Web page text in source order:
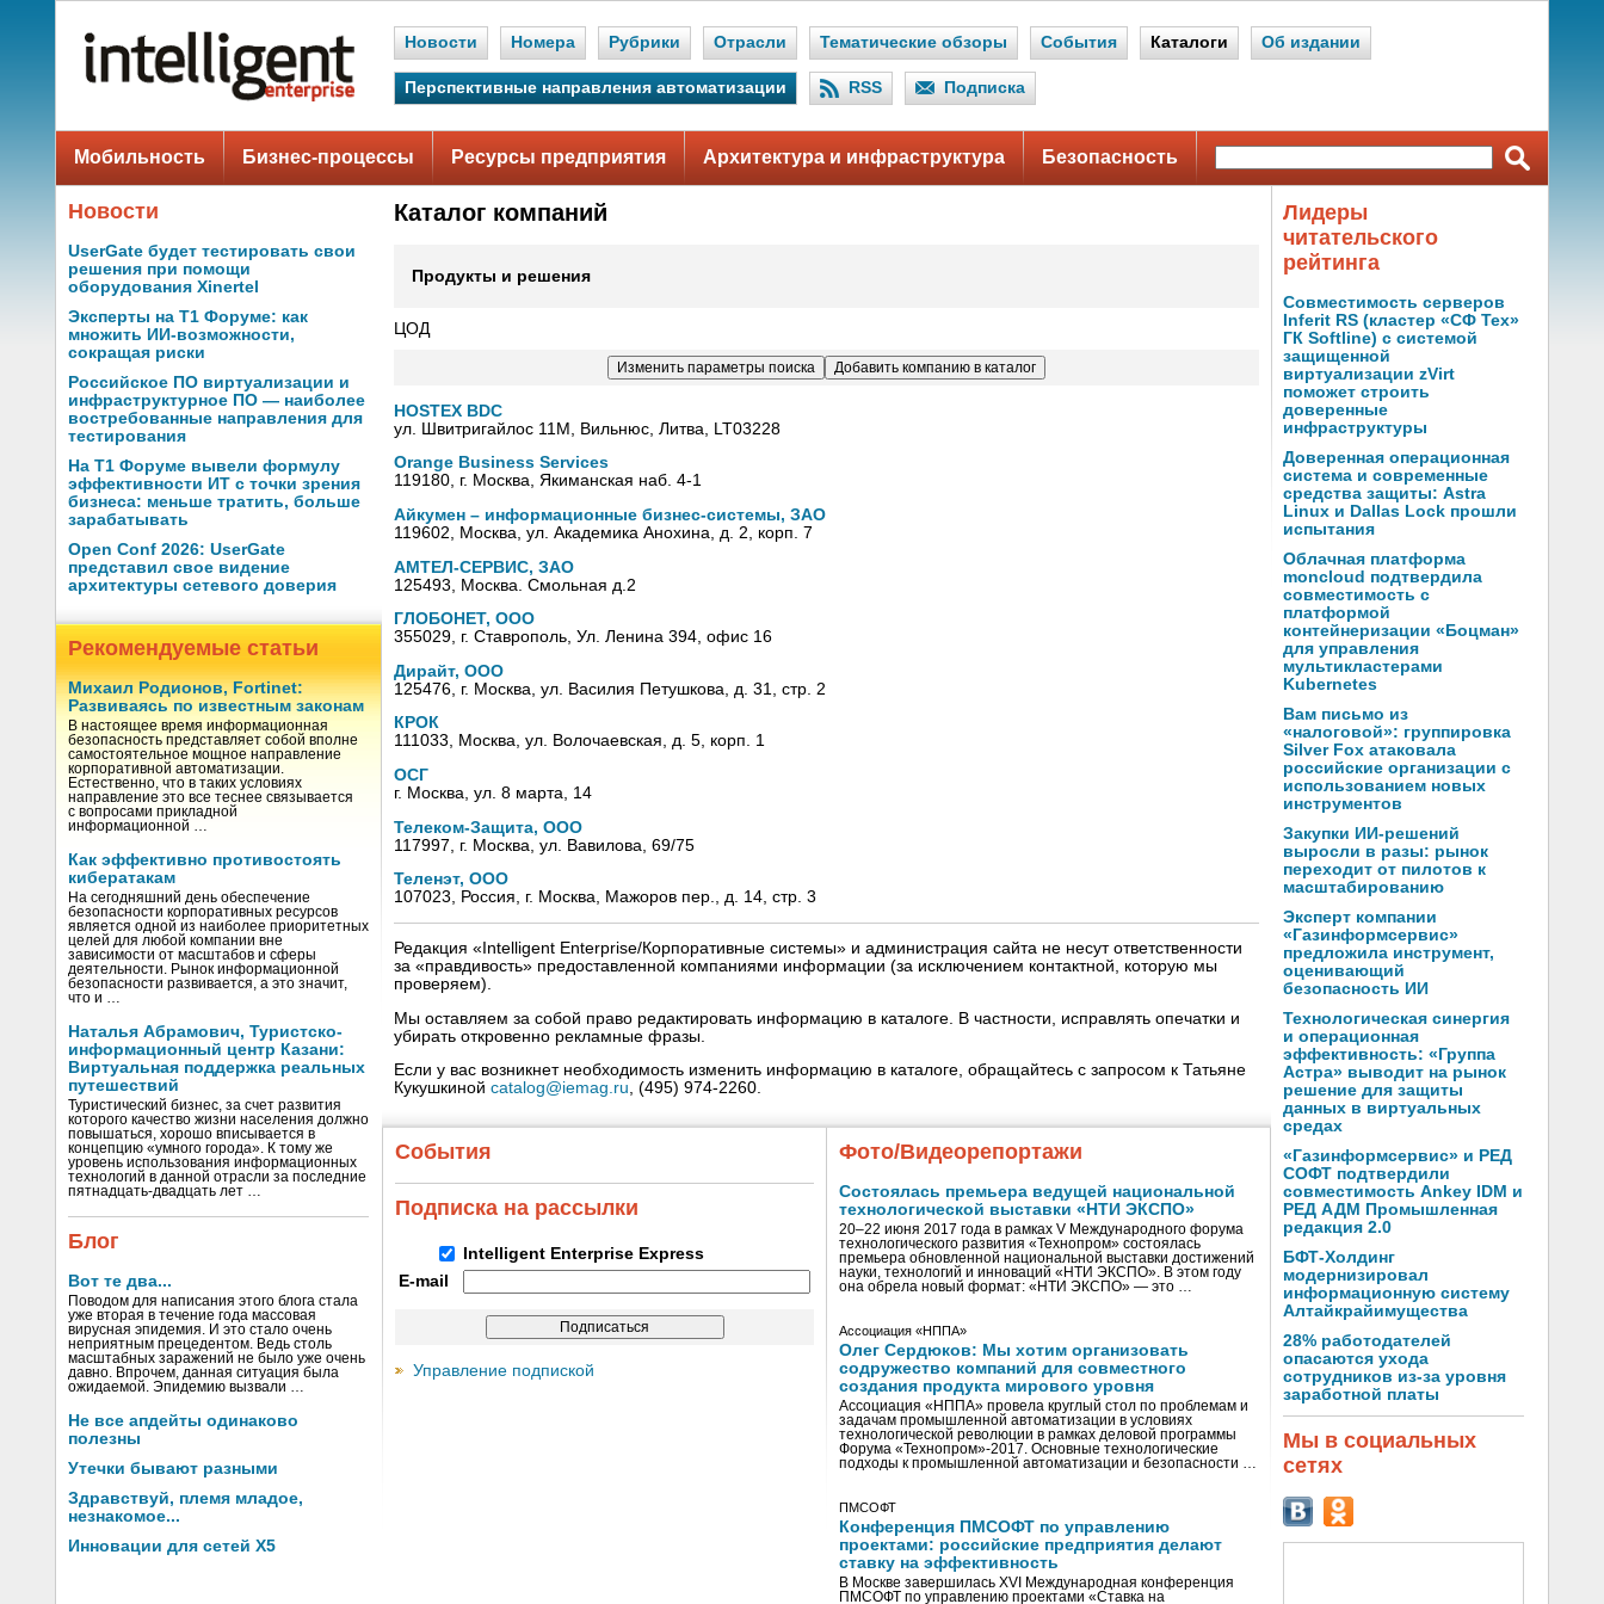
Новости Номера Рубрики Отрасли Тематические обзоры События Каталоги Об издании
Перспективные направления автоматизации RSS Подписка
Мобильность Бизнес-процессы Ресурсы предприятия Архитектура и инфраструктура Безопасность
Новости
UserGate будет тестировать свои
решения при помощи
оборудования Xinertel
Эксперты на Т1 Форуме: как
множить ИИ-возможности,
сокращая риски
Российское ПО виртуализации и
инфраструктурное ПО — наиболее
востребованные направления для
тестирования
На Т1 Форуме вывели формулу
эффективности ИТ с точки зрения
бизнеса: меньше тратить, больше
зарабатывать
Open Conf 2026: UserGate
представил свое видение
архитектуры сетевого доверия
Рекомендуемые статьи
Михаил Родионов, Fortinet:
Развиваясь по известным законам
В настоящее время информационная
безопасность представляет собой вполне
самостоятельное мощное направление
корпоративной автоматизации.
Естественно, что в таких условиях
направление это все теснее связывается
с вопросами прикладной
информационной …
Как эффективно противостоять
кибератакам
На сегодняшний день обеспечение
безопасности корпоративных ресурсов
является одной из наиболее приоритетных
целей для любой компании вне
зависимости от масштабов и сферы
деятельности. Рынок информационной
безопасности развивается, а это значит,
что и …
Наталья Абрамович, Туристско-
информационный центр Казани:
Виртуальная поддержка реальных
путешествий
Туристический бизнес, за счет развития
которого качество жизни населения должно
повышаться, хорошо вписывается в
концепцию «умного города». К тому же
уровень использования информационных
технологий в данной отрасли за последние
пятнадцать-двадцать лет …
Блог
Вот те два...
Поводом для написания этого блога стала
уже вторая в течение года массовая
вирусная эпидемия. И это стало очень
неприятным прецедентом. Ведь столь
масштабных заражений не было уже очень
давно. Впрочем, данная ситуация была
ожидаемой. Эпидемию вызвали …
Не все апдейты одинаково
полезны
Утечки бывают разными
Здравствуй, племя младое,
незнакомое...
Инновации для сетей X5
Каталог компаний
Продукты и решения
ЦОД
HOSTEX BDC
ул. Швитригайлос 11М, Вильнюс, Литва, LT03228
Orange Business Services
119180, г. Москва, Якиманская наб. 4-1
Айкумен – информационные бизнес-системы, ЗАО
119602, Москва, ул. Академика Анохина, д. 2, корп. 7
АМТЕЛ-СЕРВИС, ЗАО
125493, Москва. Смольная д.2
ГЛОБОНЕТ, ООО
355029, г. Ставрополь, Ул. Ленина 394, офис 16
Дирайт, ООО
125476, г. Москва, ул. Василия Петушкова, д. 31, стр. 2
КРОК
111033, Москва, ул. Волочаевская, д. 5, корп. 1
ОСГ
г. Москва, ул. 8 марта, 14
Телеком-Защита, ООО
117997, г. Москва, ул. Вавилова, 69/75
Теленэт, ООО
107023, Россия, г. Москва, Мажоров пер., д. 14, стр. 3
Редакция «Intelligent Enterprise/Корпоративные системы» и администрация сайта не несут ответственности
за «правдивость» предоставленной компаниями информации (за исключением контактной, которую мы
проверяем).
Мы оставляем за собой право редактировать информацию в каталоге. В частности, исправлять опечатки и
убирать откровенно рекламные фразы.
Если у вас возникнет необходимость изменить информацию в каталоге, обращайтесь с запросом к Татьяне
Кукушкиной catalog@iemag.ru, (495) 974-2260.
События
Подписка на рассылки
Intelligent Enterprise Express
E-mail
Управление подпиской
Фото/Видеорепортажи
Состоялась премьера ведущей национальной
технологической выставки «НТИ ЭКСПО»
20–22 июня 2017 года в рамках V Международного форума
технологического развития «Технопром» состоялась
премьера обновленной национальной выставки достижений
науки, технологий и инноваций «НТИ ЭКСПО». В этом году
она обрела новый формат: «НТИ ЭКСПО» — это …
Ассоциация «НППА»
Олег Сердюков: Мы хотим организовать
содружество компаний для совместного
создания продукта мирового уровня
Ассоциация «НППА» провела круглый стол по проблемам и
задачам промышленной автоматизации в условиях
технологической революции в рамках деловой программы
Форума «Технопром»-2017. Основные технологические
подходы к промышленной автоматизации и безопасности …
ПМСОФТ
Конференция ПМСОФТ по управлению
проектами: российские предприятия делают
ставку на эффективность
В Москве завершилась XVI Международная конференция
ПМСОФТ по управлению проектами «Ставка на
Лидеры
читательского
рейтинга
Совместимость серверов
Inferit RS (кластер «СФ Тех»
ГК Softline) с системой
защищенной
виртуализации zVirt
поможет строить
доверенные
инфраструктуры
Доверенная операционная
система и современные
средства защиты: Astra
Linux и Dallas Lock прошли
испытания
Облачная платформа
moncloud подтвердила
совместимость с
платформой
контейнеризации «Боцман»
для управления
мультикластерами
Kubernetes
Вам письмо из
«налоговой»: группировка
Silver Fox атаковала
российские организации с
использованием новых
инструментов
Закупки ИИ-решений
выросли в разы: рынок
переходит от пилотов к
масштабированию
Эксперт компании
«Газинформсервис»
предложила инструмент,
оценивающий
безопасность ИИ
Технологическая синергия
и операционная
эффективность: «Группа
Астра» выводит на рынок
решение для защиты
данных в виртуальных
средах
«Газинформсервис» и РЕД
СОФТ подтвердили
совместимость Ankey IDM и
РЕД АДМ Промышленная
редакция 2.0
БФТ-Холдинг
модернизировал
информационную систему
Алтайкрайимущества
28% работодателей
опасаются ухода
сотрудников из-за уровня
заработной платы
Мы в социальных
сетях